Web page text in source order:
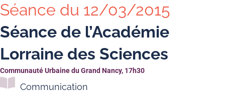
Séance du 12/03/2015
Séance de l’Académie
Lorraine des Sciences
Communauté Urbaine du Grand Nancy, 17h30
Communication